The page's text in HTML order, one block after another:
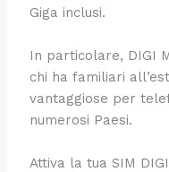
Giga inclusi.
In particolare, DIGI
chi ha familiari
vantaggiose per
numerosi Paesi.
Attiva la tua SIM